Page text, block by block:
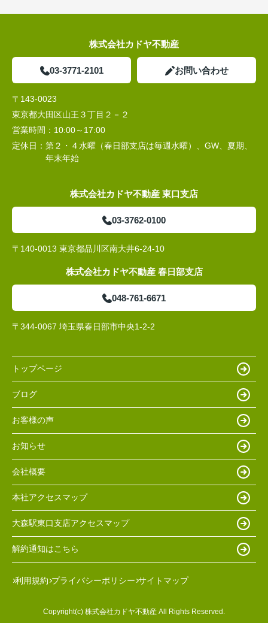
株式会社カドヤ不動産
03-3771-2101 お問い合わせ
〒143-0023
東京都大田区山王３丁目２－２
営業時間： 10:00～17:00
定休日： 第２・４水曜（春日部支店は毎週水曜）、GW、夏期、
年末年始
株式会社カドヤ不動産 東口支店
03-3762-0100
〒140-0013 東京都品川区南大井6-24-10
株式会社カドヤ不動産 春日部支店
048-761-6671
〒344-0067 埼玉県春日部市中央1-2-2
トップページ
ブログ
お客様の声
お知らせ
会社概要
本社アクセスマップ
大森駅東口支店アクセスマップ
解約通知はこちら
利用規約 プライバシーポリシー サイトマップ
Copyright(c) 株式会社カドヤ不動産 All Rights Reserved.